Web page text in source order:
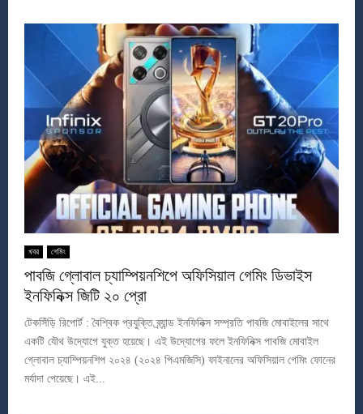
খবর গেমিং
পাবজি গ্লোবাল চ্যাম্পিয়নশিপে অফিসিয়াল গেমিং ডিভাইস
ইনফিনিক্স জিটি ২০ প্রো
টেকসিঁড়ি রিপোর্ট : বৈশ্বিক প্রযুক্তি ব্র্যান্ড ইনফিনিক্স সম্প্রতি পাবজি মোবাইলের সাথে
একটি যৌথ উদ্যোগে যুক্ত হয়েছে। এই উদ্যোগের ফলে ইনফিনিক্স পাবজি মোবাইল
গ্লোবাল চ্যাম্পিয়নশিপ ২০২৪ (২০২৪ পিএমজিসি) ফাইনালের অফিসিয়াল গেমিং ফোনের
মর্যাদা পেয়েছে। এই...